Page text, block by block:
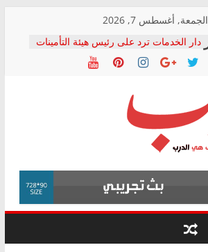
الجمعة, أغسطس 7, 2026
دار الخدمات ترد على رئيس هيئة التأمينات
بعد مؤتمره الصحفي: إنكار الأزمة لا ينهي
معاناة أصحاب المعاشات.. ونطالب بكشف
فرحات سليمان يكتب: القطاع الصحي إلى
أين؟
حزب التحالف الشعبي يطلق لجنة “الحق
في الصحة” بالإسكندرية لرصد الانتهاكات
ودعم المرضى
الوزاري لمدينة الصحفيين.. وانتهاء أعمال
إنشاء المبنى الإداري
المجلس القومي لحقوق الإنسان يعلن
متابعة قضية الدكتور محمد زهران.. ويؤكد:
قرينة البراءة وضمانات المحاكمة العادلة